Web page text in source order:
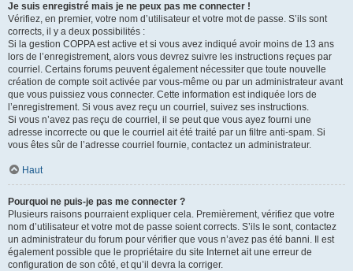
Je suis enregistré mais je ne peux pas me connecter !
Vérifiez, en premier, votre nom d’utilisateur et votre mot de passe. S’ils sont
corrects, il y a deux possibilités :
Si la gestion COPPA est active et si vous avez indiqué avoir moins de 13 ans
lors de l’enregistrement, alors vous devrez suivre les instructions reçues par
courriel. Certains forums peuvent également nécessiter que toute nouvelle
création de compte soit activée par vous-même ou par un administrateur avant
que vous puissiez vous connecter. Cette information est indiquée lors de
l’enregistrement. Si vous avez reçu un courriel, suivez ses instructions.
Si vous n’avez pas reçu de courriel, il se peut que vous ayez fourni une
adresse incorrecte ou que le courriel ait été traité par un filtre anti-spam. Si
vous êtes sûr de l’adresse courriel fournie, contactez un administrateur.
Haut
Pourquoi ne puis-je pas me connecter ?
Plusieurs raisons pourraient expliquer cela. Premièrement, vérifiez que votre
nom d’utilisateur et votre mot de passe soient corrects. S’ils le sont, contactez
un administrateur du forum pour vérifier que vous n’avez pas été banni. Il est
également possible que le propriétaire du site Internet ait une erreur de
configuration de son côté, et qu’il devra la corriger.